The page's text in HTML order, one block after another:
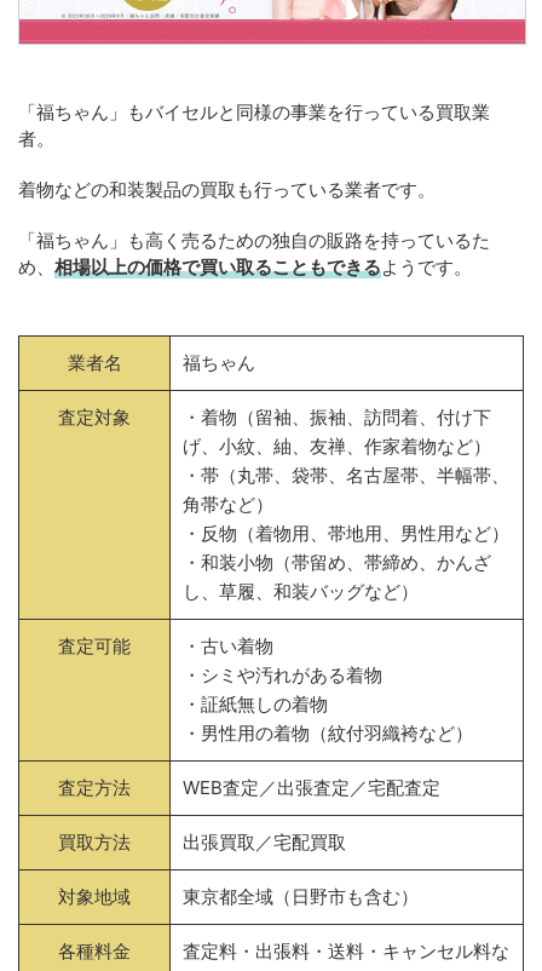
「福ちゃん」もバイセルと同様の事業を行っている買取業
者。
着物などの和装製品の買取も行っている業者です。
「福ちゃん」も高く売るための独自の販路を持っているた
め、 相場以上の価格で買い取ることもできるようです。
業者名 福ちゃん
査定対象
・着物（留袖、振袖、訪問着、付け下
げ、小紋、紬、友禅、作家着物など）
・帯（丸帯、袋帯、名古屋帯、半幅帯、
角帯など）
・反物（着物用、帯地用、男性用など）
・和装小物（帯留め、帯締め、かんざ
し、草履、和装バッグなど）
査定可能
・古い着物
・シミや汚れがある着物
・証紙無しの着物
・男性用の着物（紋付羽織袴など）
査定方法 WEB査定／出張査定／宅配査定
買取方法 出張買取／宅配買取
対象地域 東京都全域（日野市も含む）
各種料金
査定料・出張料・送料・キャンセル料な